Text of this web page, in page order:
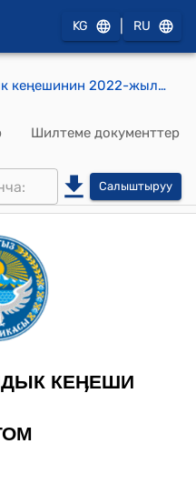
KG RU
Долоно айылдык кеңешинин 2022-жылдын 18-октябрындагы № 39 «Каныкей Апа» бала бакчасынын тамак ашына акча каражатын караштыруу» токтому
Шилтеме документтер
Салыштыруу